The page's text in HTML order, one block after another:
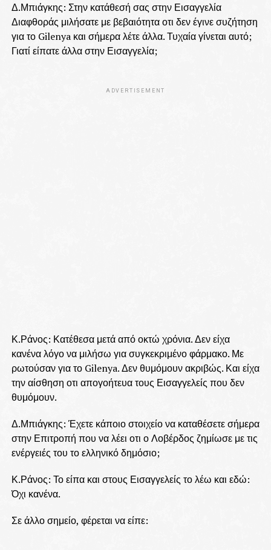
Δ.Μπιάγκης: Στην κατάθεσή σας στην Εισαγγελία
Διαφθοράς μιλήσατε με βεβαιότητα οτι δεν έγινε συζήτηση
για το Gilenya και σήμερα λέτε άλλα. Τυχαία γίνεται αυτό;
Γιατί είπατε άλλα στην Εισαγγελία;
ADVERTISEMENT
Κ.Ράνος: Κατέθεσα μετά από οκτώ χρόνια. Δεν είχα
κανένα λόγο να μιλήσω για συγκεκριμένο φάρμακο. Με
ρωτούσαν για το Gilenya. Δεν θυμόμουν ακριβώς. Και είχα
την αίσθηση οτι απογοήτευα τους Εισαγγελείς που δεν
θυμόμουν.
Δ.Μπιάγκης: Έχετε κάποιο στοιχείο να καταθέσετε σήμερα
στην Επιτροπή που να λέει οτι ο Λοβέρδος ζημίωσε με τις
ενέργειές του το ελληνικό δημόσιο;
Κ.Ράνος: Το είπα και στους Εισαγγελείς το λέω και εδώ:
Όχι κανένα.
Σε άλλο σημείο, φέρεται να είπε: